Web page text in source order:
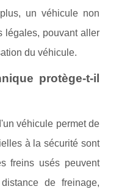
un véhicule non
légales, pouvant aller
du véhicule.
protège-t-il
véhicule permet de
à la sécurité sont
freins usés peuvent
de freinage,